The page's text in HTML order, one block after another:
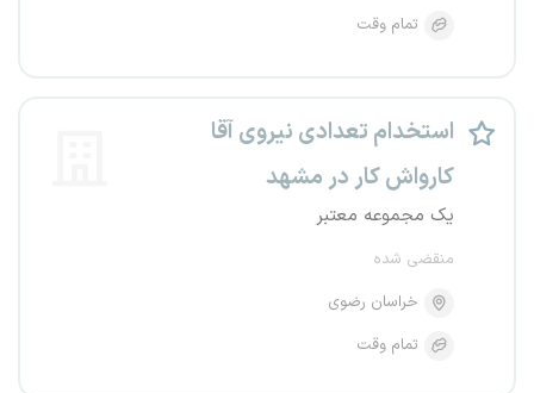
تمام وقت
استخدام تعدادی نیروی آقا
کارواش کار در مشهد
یک مجموعه معتبر
منقضی شده
خراسان رضوی
تمام وقت